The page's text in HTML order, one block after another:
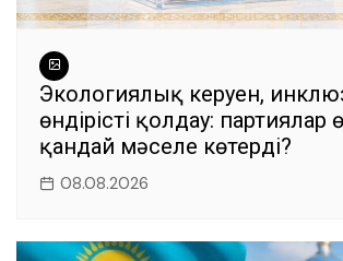
Экологиялық керуен,
өндірісті қолдау: партиялар
қандай мәселе көтерді?
08.08.2026